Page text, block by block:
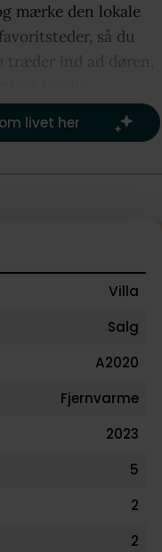
gode
større byer.
mærke den lokale
så du
ind ad døren,
livet her
Villa
Salg
A2020
Fjernvarme
2023
5
2
2